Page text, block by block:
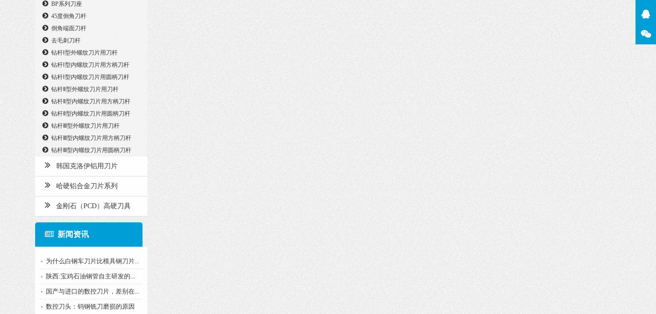
BP系列刀座
45度倒角刀杆
倒角端面刀杆
去毛刺刀杆
钻杆Ⅰ型外螺纹刀片用刀杆
钻杆Ⅰ型内螺纹刀片用方柄刀杆
钻杆Ⅰ型内螺纹刀片用圆柄刀杆
钻杆Ⅱ型外螺纹刀片用刀杆
钻杆Ⅱ型内螺纹刀片用方柄刀杆
钻杆Ⅱ型内螺纹刀片用圆柄刀杆
钻杆Ⅲ型外螺纹刀片用刀杆
钻杆Ⅲ型内螺纹刀片用方柄刀杆
钻杆Ⅲ型内螺纹刀片用圆柄刀杆
韩国克洛伊铝用刀片
哈硬铝合金刀片系列
金刚石（PCD）高硬刀具
新闻资讯
为什么白钢车刀片比模具钢刀片...
陕西:宝鸡石油钢管自主研发的...
国产与进口的数控刀片，差别在...
数控刀头：钨钢铣刀磨损的原因